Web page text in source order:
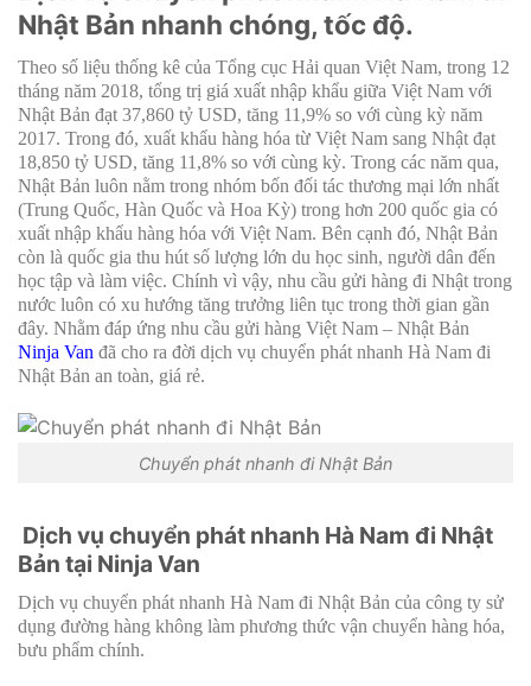
Nhật Bản nhanh chóng, tốc độ.
Theo số liệu thống kê của Tổng cục Hải quan Việt Nam, trong 12
tháng năm 2018, tổng trị giá xuất nhập khẩu giữa Việt Nam với
Nhật Bản đạt 37,860 tỷ USD, tăng 11,9% so với cùng kỳ năm
2017. Trong đó, xuất khẩu hàng hóa từ Việt Nam sang Nhật đạt
18,850 tỷ USD, tăng 11,8% so với cùng kỳ. Trong các năm qua,
Nhật Bản luôn nằm trong nhóm bốn đối tác thương mại lớn nhất
(Trung Quốc, Hàn Quốc và Hoa Kỳ) trong hơn 200 quốc gia có
xuất nhập khẩu hàng hóa với Việt Nam. Bên cạnh đó, Nhật Bản
còn là quốc gia thu hút số lượng lớn du học sinh, người dân đến
học tập và làm việc. Chính vì vậy, nhu cầu gửi hàng đi Nhật trong
nước luôn có xu hướng tăng trưởng liên tục trong thời gian gần
đây. Nhằm đáp ứng nhu cầu gửi hàng Việt Nam – Nhật Bản
Ninja Van đã cho ra đời dịch vụ chuyển phát nhanh Hà Nam đi
Nhật Bản an toàn, giá rẻ.
Chuyển phát nhanh đi Nhật Bản
Dịch vụ chuyển phát nhanh Hà Nam đi Nhật
Bản tại Ninja Van
Dịch vụ chuyển phát nhanh Hà Nam đi Nhật Bản của công ty sử
dụng đường hàng không làm phương thức vận chuyển hàng hóa,
bưu phẩm chính.